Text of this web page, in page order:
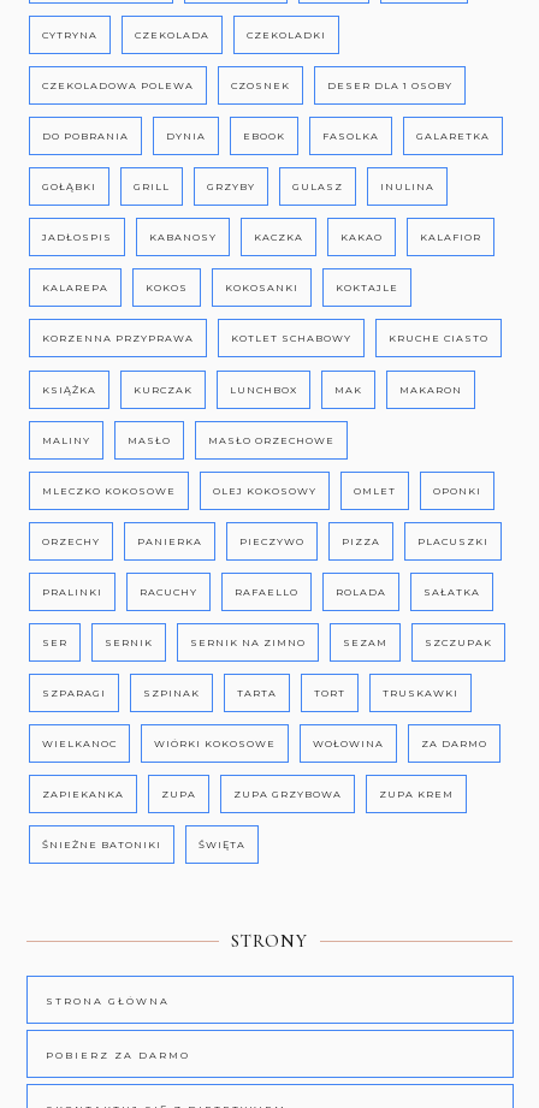
CYTRYNA CZEKOLADA CZEKOLADKI
CZEKOLADOWA POLEWA CZOSNEK DESER DLA 1 OSOBY
DO POBRANIA DYNIA EBOOK FASOLKA GALARETKA
GOŁĄBKI GRILL GRZYBY GULASZ INULINA
JADŁOSPIS KABANOSY KACZKA KAKAO KALAFIOR
KALAREPA KOKOS KOKOSANKI KOKTAJLE
KORZENNA PRZYPRAWA KOTLET SCHABOWY KRUCHE CIASTO
KSIĄŻKA KURCZAK LUNCHBOX MAK MAKARON
MALINY MASŁO MASŁO ORZECHOWE
MLECZKO KOKOSOWE OLEJ KOKOSOWY OMLET OPONKI
ORZECHY PANIERKA PIECZYWO PIZZA PLACUSZKI
PRALINKI RACUCHY RAFAELLO ROLADA SAŁATKA
SER SERNIK SERNIK NA ZIMNO SEZAM SZCZUPAK
SZPARAGI SZPINAK TARTA TORT TRUSKAWKI
WIELKANOC WIÓRKI KOKOSOWE WOŁOWINA ZA DARMO
ZAPIEKANKA ZUPA ZUPA GRZYBOWA ZUPA KREM
ŚNIEŻNE BATONIKI ŚWIĘTA
STRONY
STRONA GŁÓWNA
POBIERZ ZA DARMO